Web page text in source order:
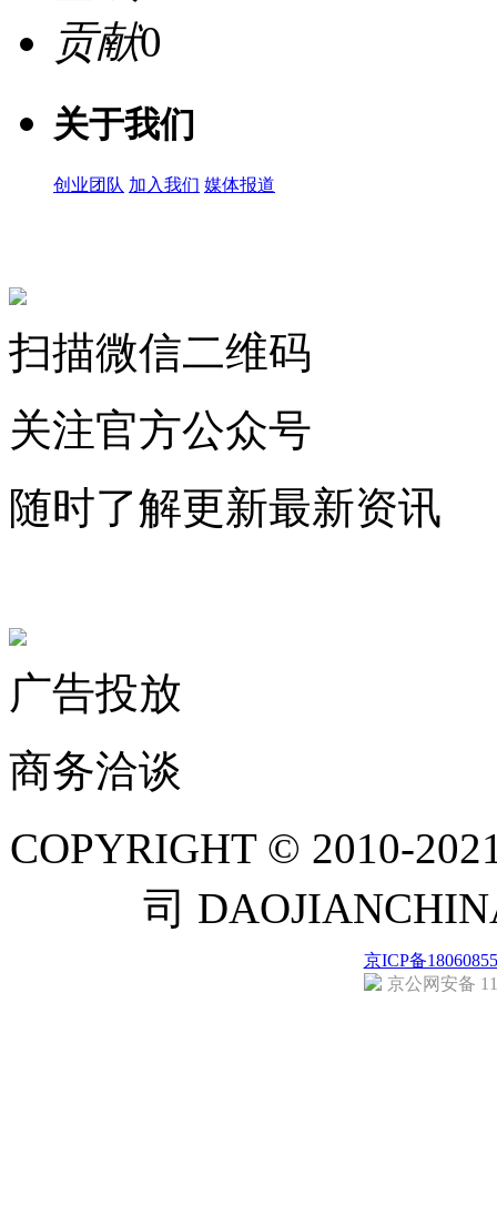
贡献0
关于我们
创业团队 加入我们 媒体报道
扫描微信二维码
关注官方公众号
随时了解更新最新资讯
广告投放
商务洽谈
COPYRIGHT © 2010-
司
京ICP备
京公网安备